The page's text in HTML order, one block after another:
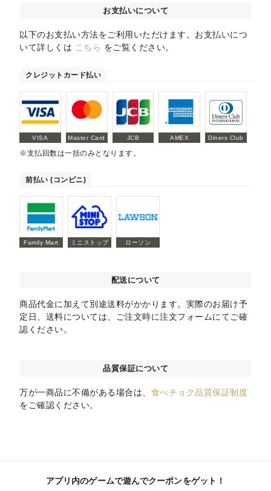
お支払いについて
以下のお支払い方法をご利用いただけます。お支払いにつ
いて詳しくは こちら をご覧ください。
クレジットカード払い
VISA Master Card JCB AMEX Diners Club
※支払回数は一括のみとなります。
前払い (コンビニ)
Family Mart ミニストップ ローソン
配送について
商品代金に加えて別途送料がかかります。実際のお届け予
定日、送料については、ご注文時に注文フォームにてご確
認ください。
品質保証について
万が一商品に不備がある場合は、 食べチョク品質保証制度
をご確認ください。
アプリ内のゲームで遊んでクーポンをゲット！